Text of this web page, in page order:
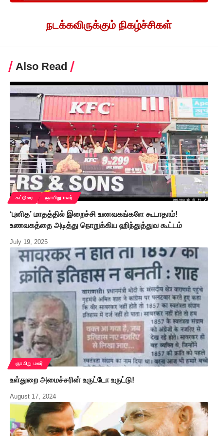
நடக்கவிருக்கும் நிகழ்ச்சிகள்
Also Read
கட்டுரை ஞாயிறு மலர்
‘புனித’ மாதத்தில் இறைச்சி உணவகங்களே கூடாதாம்!
உணவகத்தை அடித்து நொறுக்கிய ஹிந்துத்துவ கூட்டம்
July 19, 2025
ஞாயிறு மலர்
உள்துறை அமைச்சரின் உருட்டோ உருட்டு!
August 17, 2024